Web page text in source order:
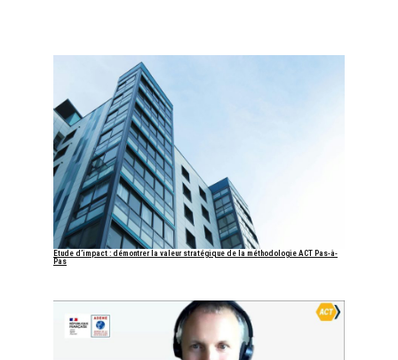
Etude d’impact : démontrer la valeur stratégique de la méthodologie ACT Pas-à-
Pas